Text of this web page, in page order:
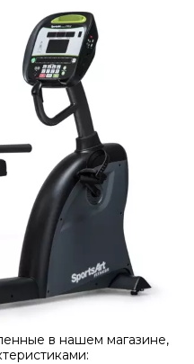
в нашем магазине,